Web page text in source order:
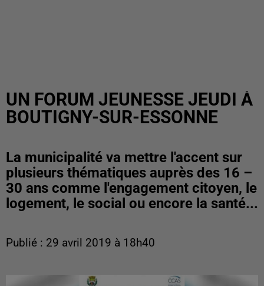
UN FORUM JEUNESSE JEUDI À
BOUTIGNY-SUR-ESSONNE
La municipalité va mettre l'accent sur
plusieurs thématiques auprès des 16 –
30 ans comme l'engagement citoyen, le
logement, le social ou encore la santé...
Publié : 29 avril 2019 à 18h40